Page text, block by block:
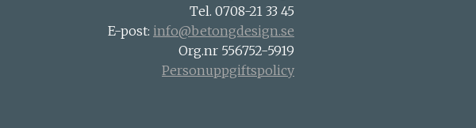
Tel. 0708-21 33 45
E-post: info@betongdesign.se
Org.nr 556752-5919
Personuppgiftspolicy